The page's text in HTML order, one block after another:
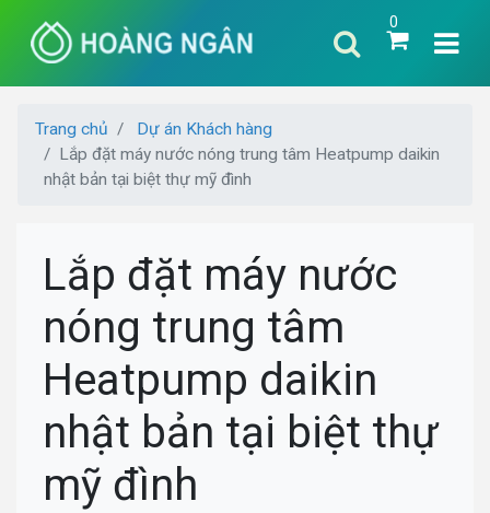
0
Trang chủ
Dự án Khách hàng
Lắp đặt máy nước nóng trung tâm Heatpump daikin
nhật bản tại biệt thự mỹ đình
Lắp đặt máy nước
nóng trung tâm
Heatpump daikin
nhật bản tại biệt thự
mỹ đình